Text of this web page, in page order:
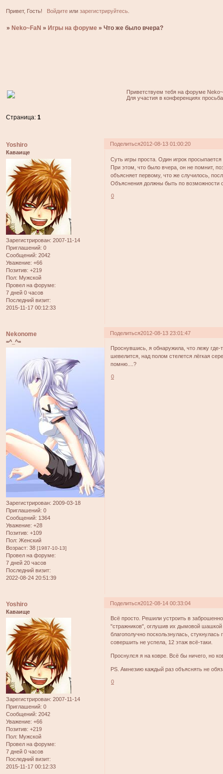
Привет, Гость! Войдитеили зарегистрируйтесь.
» Neko~FaN » Игры на форуме »Что же было вчера?
Приветствуем тебя на форуме
Для участия в конференциях
Страница:1
Поделиться2012-08-13 01:00:20
Yoshiro
Каваище
Зарегистрирован: 2007-11-14
Приглашений: 0
Сообщений: 2042
Уважение: +66
Позитив: +219
Пол: Мужской
Провел на форуме:
7 дней 0 часов
Последний визит:
2015-11-17 00:12:33
Суть игры проста. Один игрок
При этом, что было вчера, он не помнит,
объясняет первому, что же случилось,
Объяснения должны быть по
0
Поделиться2012-08-13 23:01:47
Nekonome
=^_^=
Зарегистрирован: 2009-03-18
Приглашений: 0
Сообщений: 1364
Уважение: +28
Позитив: +109
Пол: Женский
Возраст: 38 [1987-10-13]
Провел на форуме:
7 дней 20 часов
Последний визит:
2022-08-24 20:51:39
Проснувшись, я обнаружила, что лежу где-
шевелится, над полом стелется лёгкая
помню....?
0
Поделиться2012-08-14 00:33:04
Yoshiro
Каваище
Зарегистрирован: 2007-11-14
Приглашений: 0
Сообщений: 2042
Уважение: +66
Позитив: +219
Пол: Мужской
Провел на форуме:
7 дней 0 часов
Последний визит:
2015-11-17 00:12:33
Всё просто. Решили устроить в
"стражников", оглушив их дымовой шашкой
благополучно поскользнулась,
совершить не успела, 12 этаж всё-таки.
Проснулся я на ковре. Всё бы ничего, но
PS. Амнезию каждый раз объяснять не
0